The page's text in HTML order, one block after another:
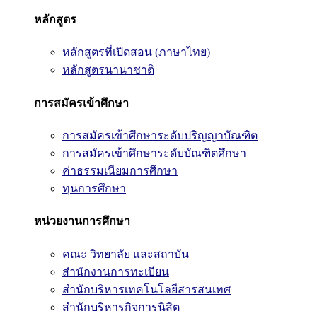
หลักสูตร
หลักสูตรที่เปิดสอน (ภาษาไทย)
หลักสูตรนานาชาติ
การสมัครเข้าศึกษา
การสมัครเข้าศึกษาระดับปริญญาบัณฑิต
การสมัครเข้าศึกษาระดับบัณฑิตศึกษา
ค่าธรรมเนียมการศึกษา
ทุนการศึกษา
หน่วยงานการศึกษา
คณะ วิทยาลัย และสถาบัน
สำนักงานการทะเบียน
สำนักบริหารเทคโนโลยีสารสนเทศ
สำนักบริหารกิจการนิสิต